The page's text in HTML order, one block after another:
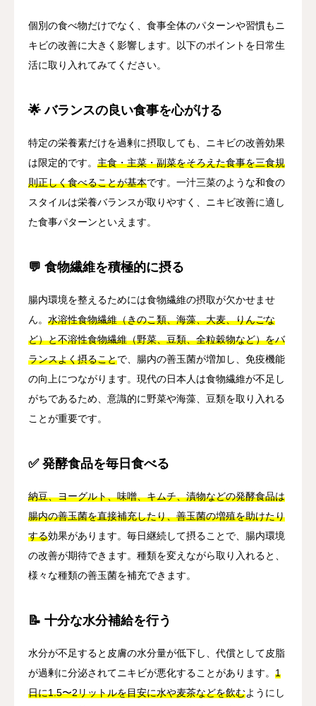
個別の食べ物だけでなく、食事全体のパターンや習慣もニ
キビの改善に大きく影響します。以下のポイントを日常生
活に取り入れてみてください。
🌟 バランスの良い食事を心がける
特定の栄養素だけを過剰に摂取しても、ニキビの改善効果
は限定的です。 主食・主菜・副菜をそろえた食事を三食規
則正しく食べることが基本です。一汁三菜のような和食の
スタイルは栄養バランスが取りやすく、ニキビ改善に適し
た食事パターンといえます。
💬 食物繊維を積極的に摂る
腸内環境を整えるためには食物繊維の摂取が欠かせませ
ん。 水溶性食物繊維（きのこ類、海藻、大麦、りんごな
ど）と不溶性食物繊維（野菜、豆類、全粒穀物など）をバ
ランスよく摂ることで、腸内の善玉菌が増加し、免疫機能
の向上につながります。現代の日本人は食物繊維が不足し
がちであるため、意識的に野菜や海藻、豆類を取り入れる
ことが重要です。
✅ 発酵食品を毎日食べる
納豆、ヨーグルト、味噌、キムチ、漬物などの発酵食品は
腸内の善玉菌を直接補充したり、善玉菌の増殖を助けたり
する効果があります。毎日継続して摂ることで、腸内環境
の改善が期待できます。種類を変えながら取り入れると、
様々な種類の善玉菌を補充できます。
📝 十分な水分補給を行う
水分が不足すると皮膚の水分量が低下し、代償として皮脂
が過剰に分泌されてニキビが悪化することがあります。 1
日に1.5〜2リットルを目安に水や麦茶などを飲むようにし